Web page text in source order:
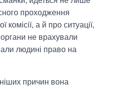
проходження
комісії, а й про ситуації,
органи не врахували
людині право на
причин вона